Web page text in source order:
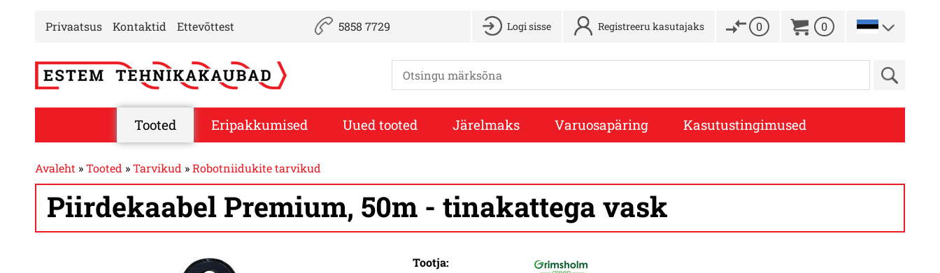
Privaatsus Kontaktid Ettevõttest 5858 7729 Logi sisse Registreeru kasutajaks 0 0
Tooted Eripakkumised Uued tooted Järelmaks Varuosapäring Kasutustingimused
Avaleht »Tooted »Tarvikud »Robotniidukite tarvikud
Piirdekaabel Premium, 50m - tinakattega vask
Tootja: